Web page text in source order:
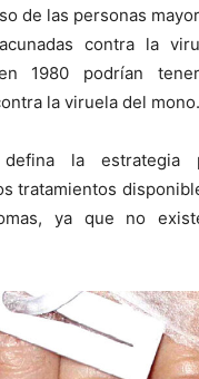
de las personas
contra la
1980 podrían
la viruela del mono.
la estrategia
tratamientos
ya que no